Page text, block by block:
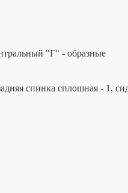
"Г" - образные
спинка сплошная - 1,